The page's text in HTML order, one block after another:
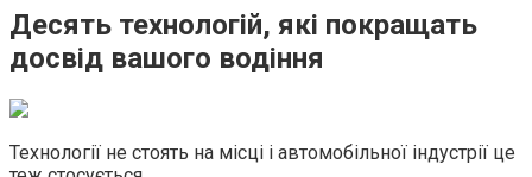
Десять технологій, які покращать
досвід вашого водіння
Технології не стоять на місці і автомобільної індустрії це